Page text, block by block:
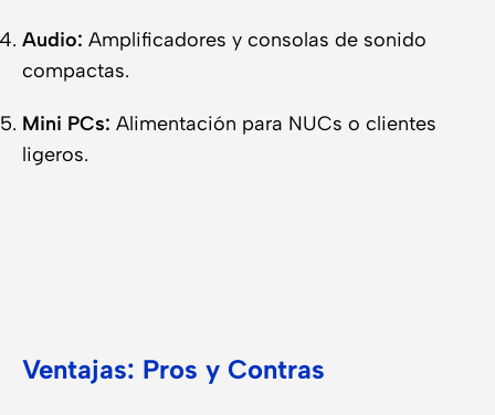
Audio: Amplificadores y consolas de sonido
compactas.
Mini PCs: Alimentación para NUCs o clientes
ligeros.
Ventajas: Pros y Contras